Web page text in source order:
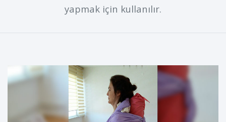
yapmak için kullanılır.